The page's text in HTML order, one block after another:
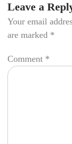
Leave a
Your email
are marked *
Comment *